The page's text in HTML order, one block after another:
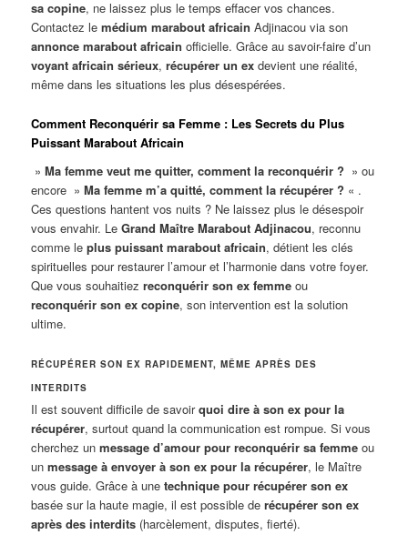
sa copine, ne laissez plus le temps effacer vos chances.
Contactez lemédium marabout africain Adjinacou via son
annonce marabout africain officielle. Grâce au savoir-faire d’un
voyant africain sérieux,récupérer un ex devient une réalité,
même dans les situations les plus désespérées.
Comment Reconquérir sa Femme : Les Secrets du Plus
Puissant Marabout Africain
»Ma femme veut me quitter, comment la reconquérir ? » ou
encore »Ma femme m’a quitté, comment la récupérer ? « .
Ces questions hantent vos nuits ? Ne laissez plus le désespoir
vous envahir. LeGrand Maître Marabout Adjinacou, reconnu
comme leplus puissant marabout africain, détient les clés
spirituelles pour restaurer l’amour et l’harmonie dans votre foyer.
Que vous souhaitiezreconquérir son ex femme ou
reconquérir son ex copine, son intervention est la solution
ultime.
RÉCUPÉRER SON EX RAPIDEMENT, MÊME APRÈS DES
INTERDITS
Il est souvent difficile de savoirquoi dire à son ex pour la
récupérer, surtout quand la communication est rompue. Si vous
cherchez unmessage d’amour pour reconquérir sa femme ou
unmessage à envoyer à son ex pour la récupérer, le Maître
vous guide. Grâce à unetechnique pour récupérer son ex
basée sur la haute magie, il est possible derécupérer son ex
après des interdits (harcèlement, disputes, fierté).